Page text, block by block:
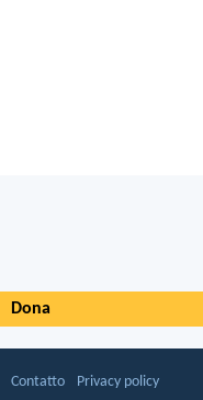
Dona
Contatto Privacy policy